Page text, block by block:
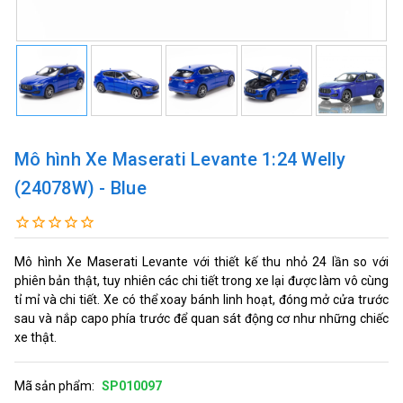
Mô hình Xe Maserati Levante 1:24 Welly
(24078W) - Blue
Mô hình Xe Maserati Levante với thiết kế thu nhỏ 24 lần so với
phiên bản thật, tuy nhiên các chi tiết trong xe lại được làm vô cùng
tỉ mỉ và chi tiết. Xe có thể xoay bánh linh hoạt, đóng mở cửa trước
sau và nắp capo phía trước để quan sát động cơ như những chiếc
xe thật.
Mã sản phẩm: SP010097